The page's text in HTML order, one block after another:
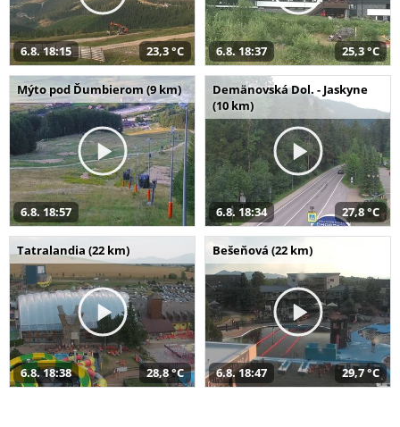
6.8. 18:15 23,3 °C 6.8. 18:37 25,3 °C
Mýto pod Ďumbierom (9 km)
6.8. 18:57
Demänovská Dol. - Jaskyne
(10 km)
6.8. 18:34 27,8 °C
Tatralandia (22 km)
6.8. 18:38 28,8 °C
Bešeňová (22 km)
6.8. 18:47 29,7 °C